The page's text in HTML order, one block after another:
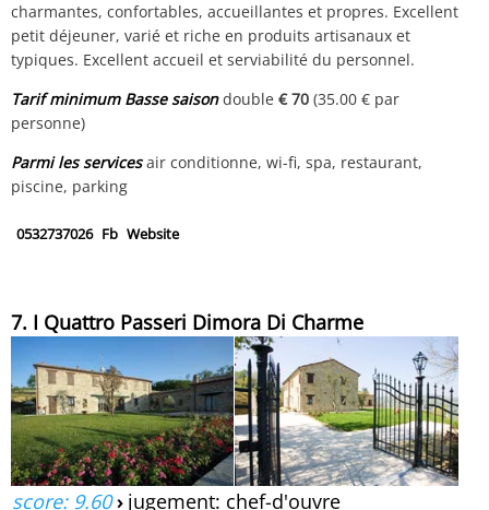
charmantes, confortables, accueillantes et propres. Excellent
petit déjeuner, varié et riche en produits artisanaux et
typiques. Excellent accueil et serviabilité du personnel.
Tarif minimum Basse saisondouble€ 70 (35.00 € par
personne)
Parmi les servicesair conditionne, wi-fi, spa, restaurant,
piscine, parking
0532737026 Fb Website
7. I Quattro Passeri Dimora Di Charme
score: 9.60› jugement: chef-d'ouvre